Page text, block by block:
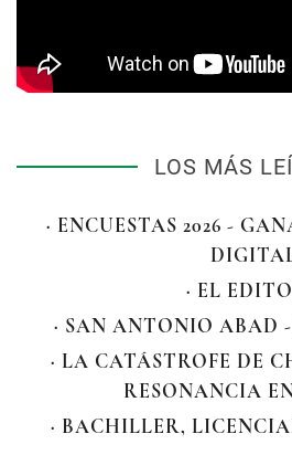
LOS MÁS
· ENCUESTAS 2026 -
· EL
· SAN ANTONIO ABAD
· LA CATÁSTROFE DE
RESONANCIA
· BACHILLER,